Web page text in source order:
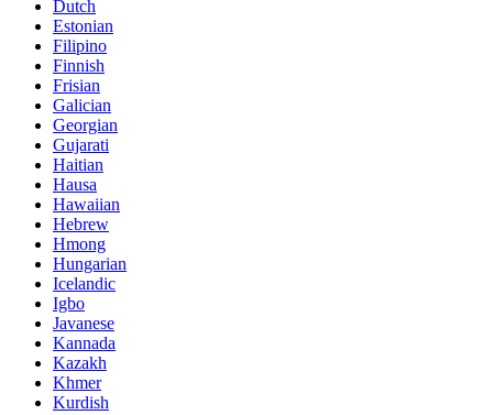
Dutch
Estonian
Filipino
Finnish
Frisian
Galician
Georgian
Gujarati
Haitian
Hausa
Hawaiian
Hebrew
Hmong
Hungarian
Icelandic
Igbo
Javanese
Kannada
Kazakh
Khmer
Kurdish